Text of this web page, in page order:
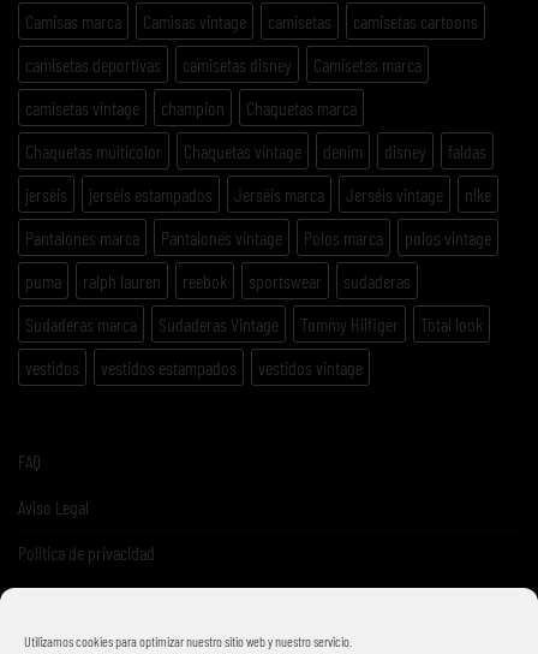
Utilizamos cookies para optimizar nuestro sitio web y nuestro servicio.
Camisas marca
Camisas vintage camisetas
camisetas cartoons
camisetas deportivas
camisetas disney
Camisetas marca
camisetas vintage
champion
Chaquetas marca
Chaquetas multicolor
Chaquetas vintage denim disney
faldas
jerséis
jerséis estampados Jerséis marca Jerséis vintage
nike
Pantalones marca
Pantalones vintage Polos marca
polos vintage
puma
ralph lauren reebok sportswear
sudaderas
Sudaderas marca
Sudaderas Vintage Tommy Hilfiger
Total look
vestidos
vestidos estampados vestidos vintage
FAQ
Aviso Legal
Politica de privacidad